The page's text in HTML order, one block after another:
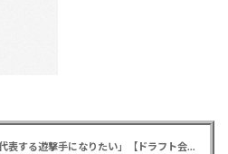
カープドラ6西川篤夢！「日本を代表する遊撃手になりたい」【ドラフト会議2025】